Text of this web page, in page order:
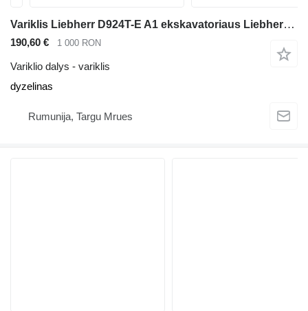
Variklis Liebherr D924T-E A1 ekskavatoriaus Liebherr R914 R924 A914 A924
190,60 € 1 000 RON
Variklio dalys - variklis
dyzelinas
Rumunija, Targu Mrues